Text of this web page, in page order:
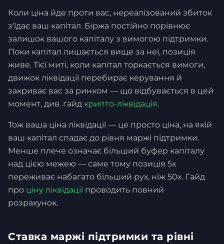
Коли ціна йде проти вас, нереалізований збиток
з'їдає ваш капітал. Біржа постійно порівнює
залишок вашого капіталу з вимогою підтримки.
Поки капітал лишається вище за неї, позиція
живе. Тієї миті, коли капітал торкається вимоги,
движок ліквідації перебирає керування й
закриває вас за ринком — що відбувається в цей
момент, див. гайд крипто-ліквідація.
Тож ваша ціна ліквідації — це просто ціна, на якій
ваш капітал спадає до рівня маржі підтримки.
Менше плече означає більший буфер капіталу
над цією межею — саме тому позиція 5x
переживає набагато більший рух, ніж 50x. Гайд
про ціну ліквідації проводить повний
розрахунок.
Ставка маржі підтримки та рівні